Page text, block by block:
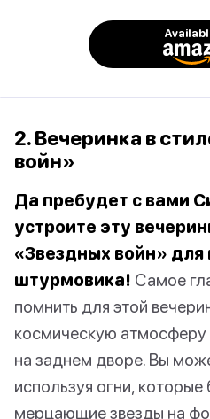
2. Вечеринка в
войн»
Да пребудет с вами
устроите эту
«Звездных войн» для
штурмовика! Самое
помнить для этой
космическую атмосферу
на заднем дворе. Вы
используя огни, которые
мерцающие звезды на